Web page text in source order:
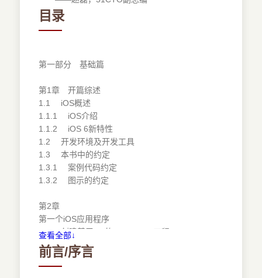
目录
第一部分 基础篇
第1章 开篇综述
1.1 iOS概述
1.1.1 iOS介绍
1.1.2 iOS 6新特性
1.2 开发环境及开发工具
1.3 本书中的约定
1.3.1 案例代码约定
1.3.2 图示的约定
第2章
第一个iOS应用程序
2.1 创建基于nib的HelloWorld工程
2.1.1 创建工程
2.1.2 Xcode中的iOS工程模板
查看全部↓
前言/序言